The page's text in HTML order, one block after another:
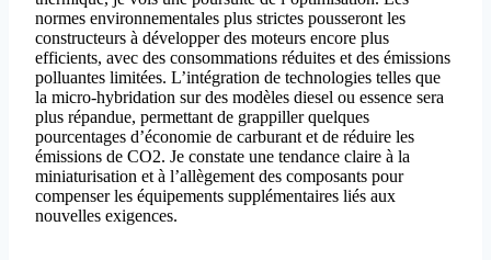
normes environnementales plus strictes pousseront les
constructeurs à développer des moteurs encore plus
efficients, avec des consommations réduites et des émissions
polluantes limitées. L’intégration de technologies telles que
la micro-hybridation sur des modèles diesel ou essence sera
plus répandue, permettant de grappiller quelques
pourcentages d’économie de carburant et de réduire les
émissions de CO2. Je constate une tendance claire à la
miniaturisation et à l’allègement des composants pour
compenser les équipements supplémentaires liés aux
nouvelles exigences.